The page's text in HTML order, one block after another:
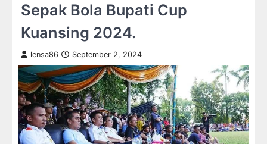
Sepak Bola Bupati Cup
Kuansing 2024.
lensa86 September 2, 2024